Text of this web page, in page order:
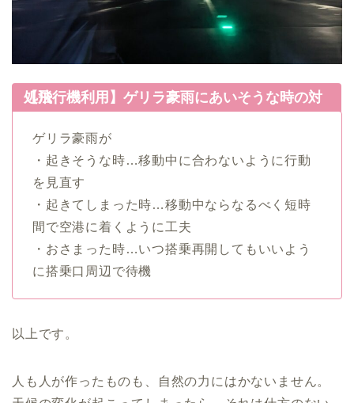
【飛行機利用】ゲリラ豪雨にあいそうな時の対処法
ゲリラ豪雨が
・起きそうな時…移動中に合わないように行動
を見直す
・起きてしまった時…移動中ならなるべく短時
間で空港に着くように工夫
・おさまった時…いつ搭乗再開してもいいよう
に搭乗口周辺で待機
以上です。
人も人が作ったものも、自然の力にはかないません。